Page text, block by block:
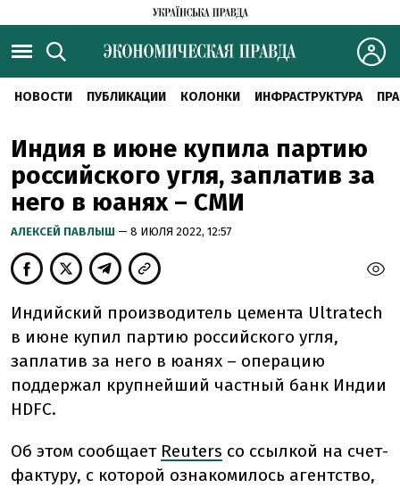
НОВОСТИ ПУБЛИКАЦИИ КОЛОНКИ ИНФРАСТРУКТУРА
Индия в июне купила партию
российского угля, заплатив за
него в юанях – СМИ
АЛЕКСЕЙ ПАВЛЫШ — 8 ИЮЛЯ 2022, 12:57
Индийский производитель цемента Ultratech
в июне купил партию российского угля,
заплатив за него в юанях – операцию
поддержал крупнейший частный банк Индии
HDFC.
Об этом сообщает Reuters со ссылкой на счет-
фактуру, с которой ознакомилось агентство,